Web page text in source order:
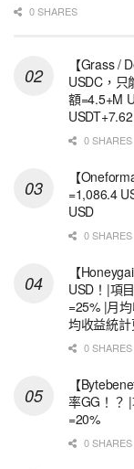
0 SHARES
【Grass /
USDC，只
額=4.5+M
0 SHARES
【
=1,086.4
USD
0 SHARES
【
USD！|項
=25% |月
均收益統計
0 SHARES
【
率GG！？
=20%
0 SHARES